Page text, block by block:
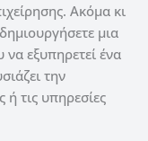
Ακόμα κι
μια
να εξυπηρετεί ένα
την
ή τις υπηρεσίες